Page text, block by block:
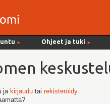
► Ohjeet ja tuki ►
ja kirjaudu tairekisteröidy.